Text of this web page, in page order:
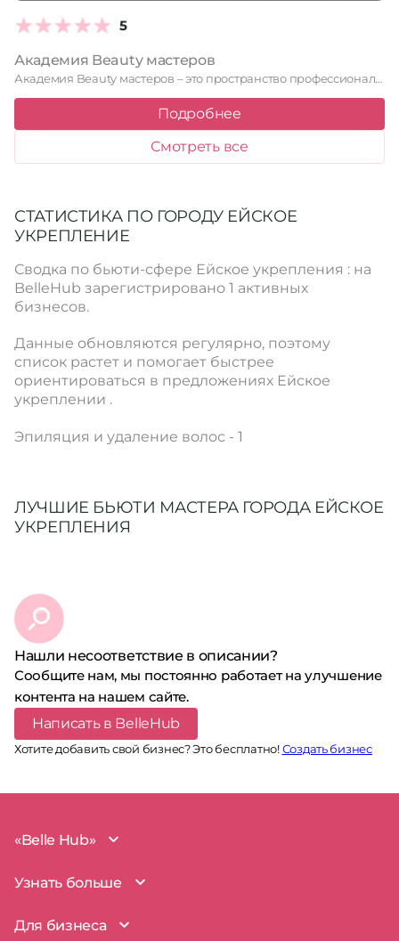
5
Академия Beauty мастеров
Академия Beauty мастеров – это пространство профессиональных beauty-услуг и обучения …
Подробнее
Смотреть все
СТАТИСТИКА ПО ГОРОДУ ЕЙСКОЕ
УКРЕПЛЕНИЕ
Сводка по бьюти-сфере Ейское укрепления : на
BelleHub зарегистрировано 1 активных
бизнесов.
Данные обновляются регулярно, поэтому
список растет и помогает быстрее
ориентироваться в предложениях Ейское
укреплении .
Эпиляция и удаление волос - 1
ЛУЧШИЕ БЬЮТИ МАСТЕРА ГОРОДА ЕЙСКОЕ
УКРЕПЛЕНИЯ
Нашли несоответствие в описании?
Сообщите нам, мы постоянно работает на улучшение
контента на нашем сайте.
Написать в BelleHub
Хотите добавить свой бизнес? Это бесплатно!Создать бизнес
«Belle Hub»
О проекте
Наша команда
Узнать больше
BelleHub для вас
Для бизнеса